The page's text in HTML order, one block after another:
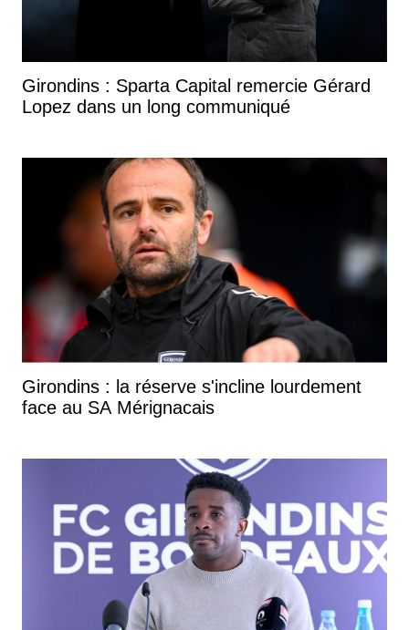
Girondins : Sparta Capital remercie Gérard
Lopez dans un long communiqué
Girondins : la réserve s'incline lourdement
face au SA Mérignacais